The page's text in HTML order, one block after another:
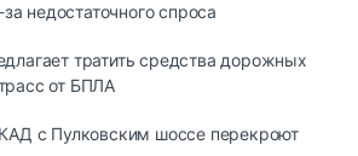
недостаточного спроса
тратить средства дорожных
от БПЛА
с Пулковским шоссе перекроют